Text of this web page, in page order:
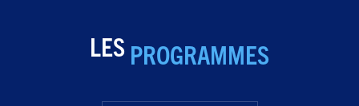
LES PROGRAMMES